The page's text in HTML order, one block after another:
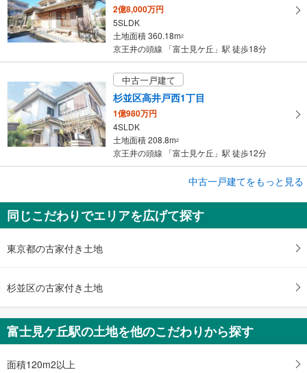
2億8,000万円
5SLDK
土地面積 360.18m2
京王井の頭線 「富士見ケ丘」駅 徒歩18分
中古一戸建て
杉並区高井戸西1丁目
1億980万円
4SLDK
土地面積 208.8m2
京王井の頭線 「富士見ケ丘」駅 徒歩12分
杉並区高井戸西3丁目
7,280万円
4LDK＋S
中古一戸建てをもっと見る
同じこだわりでエリアを広げて探す
東京都の古家付き土地
杉並区の古家付き土地
富士見ケ丘駅の土地を他のこだわりから探す
面積120m2以上